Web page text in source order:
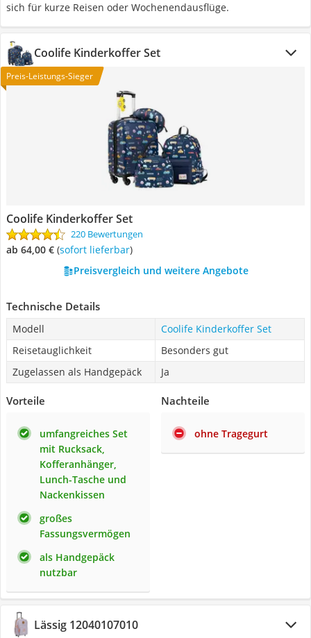
sich für kurze Reisen oder Wochenendausflüge.
Coolife Kinderkoffer Set
Preis-Leistungs-Sieger
Coolife Kinderkoffer Set
220 Bewertungen
ab 64,00 € ( Sofort lieferbar)
Preisvergleich und weitere Angebote
Technische Details
Modell
Coolife Kinderkoffer Set
Reisetauglichkeit
Besonders gut
Zugelassen als Handgepäck
Ja
Vorteile
umfangreiches Set
mit Rucksack,
Kofferanhänger,
Lunch-Tasche und
Nackenkissen
großes
Fassungsvermögen
als Handgepäck
nutzbar
Nachteile
ohne Tragegurt
Lässig 12040107010